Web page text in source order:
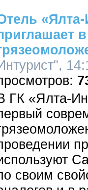
«Ялта-
ГК «Ялта-
своим